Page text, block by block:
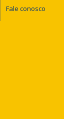
Fale conosco